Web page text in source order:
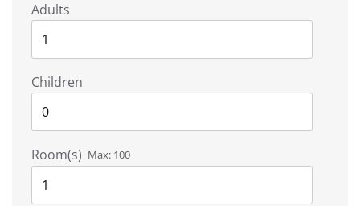
Adults
Children
Room(s) Max: 100